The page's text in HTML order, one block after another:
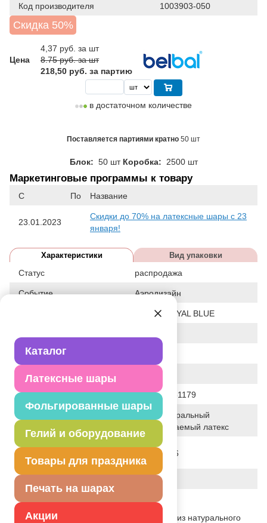
Каталог
Латексные шары
Фольгированные шары
Гелий и оборудование
Товары для праздника
Печать на шарах
Акции
Код производителя 1003903-050
Скидка 50%
Цена
4,37 руб. за шт
8.75 руб. за шт
218,50 руб. за партию
в достаточном количестве
Поставляется партиями кратно 50 шт
Блок: 50 шт Коробка: 2500 шт
Маркетинговые программы к товару
С По Название
23.01.2023
Скидки до 70% на латексные шары с 23
января!
Характеристики Вид упаковки
Статус распродажа
Событие Аэродизайн
B 079 / ROYAL BLUE
Форма
Общие размеры
Штрих код 5414391051179
Исходный материал
100% натуральный
биоразлагаемый латекс
Дата последнего
изменения элемента
07-06-2026
2.590 г
Описание товара
Одноцветный высококачественный шар из натурального